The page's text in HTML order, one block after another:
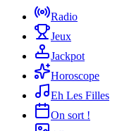
Radio
Jeux
Jackpot
Horoscope
Eh Les Filles
On sort !